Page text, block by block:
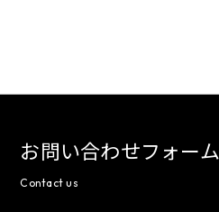
お問い合わせフォーム
Contact us